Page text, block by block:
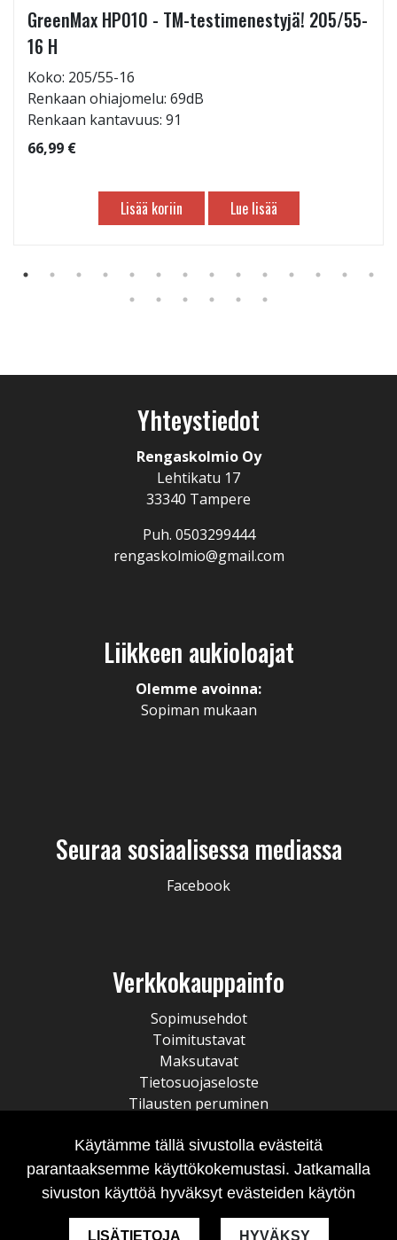
GreenMax HP010 - TM-testimenestyjä! 205/55-
16 H
Koko: 205/55-16
Renkaan ohiajomelu: 69dB
Renkaan kantavuus: 91
66,99 €
Lisää koriin Lue lisää
Yhteystiedot
Rengaskolmio Oy
Lehtikatu 17
33340 Tampere
Puh. 0503299444
rengaskolmio@gmail.com
Liikkeen aukioloajat
Olemme avoinna:
Sopiman mukaan
Seuraa sosiaalisessa mediassa
Facebook
Verkkokauppainfo
Sopimusehdot
Toimitustavat
Maksutavat
Tietosuojaseloste
Tilausten peruminen
Käytämme tällä sivustolla evästeitä
parantaaksemme käyttökokemustasi. Jatkamalla
sivuston käyttöä hyväksyt evästeiden käytön
LISÄTIETOJA HYVÄKSY